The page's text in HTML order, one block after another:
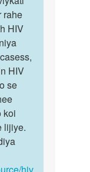
rahe
HIV
HIV
se
koi
lijiye.